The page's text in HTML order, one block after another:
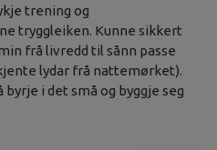
trening og
tryggleiken. Kunne sikkert
frå livredd til sånn passe
lydar frå nattemørket).
i det små og byggje seg